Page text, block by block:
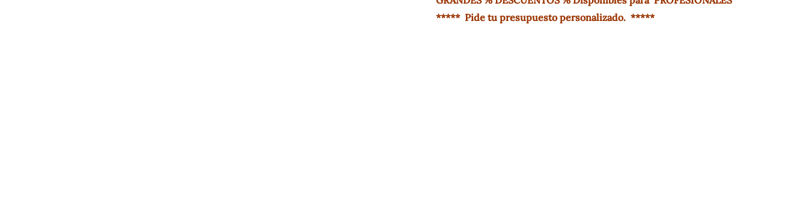
***** Pide tu presupuesto personalizado. *****